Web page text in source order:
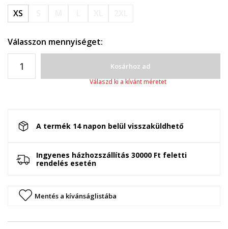
XS
Válasszon mennyiséget:
Kosárhoz ad
Válaszd ki a kívánt méretet
A termék 14 napon belül visszaküldhető
Ingyenes házhozszállítás 30000 Ft feletti
rendelés esetén
Mentés a kívánságlistába